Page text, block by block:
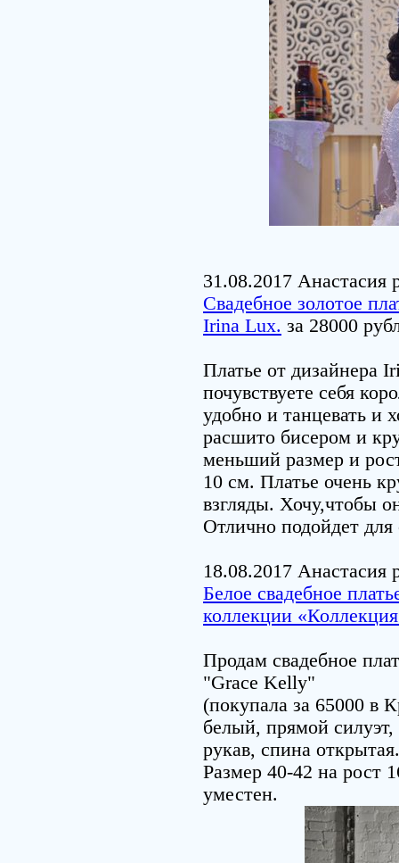
31.08.2017 Анастасия
Свадебное золотое
Irina Lux. за 28000
Платье от дизайнера
почувствуете себя
удобно и танцевать и
расшито бисером и
меньший размер и
10 см. Платье очень
взгляды. Хочу,чтобы
Отлично подойдет
18.08.2017 Анастасия
Белое свадебное
коллекции
Продам свадебное
"Grace Kelly"
(покупала за 65000 в
белый, прямой
рукав, спина открытая.
Размер 40-42 на рост
уместен.